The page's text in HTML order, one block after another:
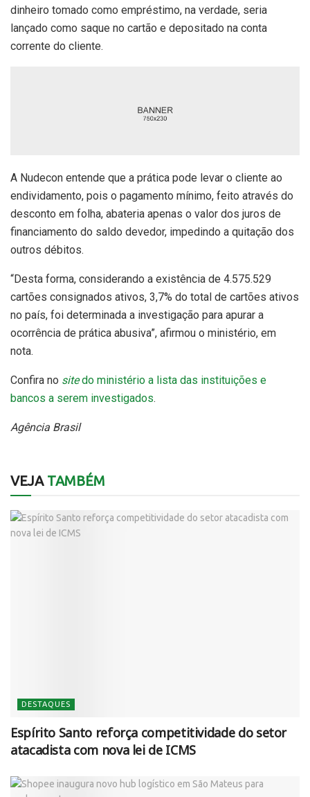
dinheiro tomado como empréstimo, na verdade, seria
lançado como saque no cartão e depositado na conta
corrente do cliente.
A Nudecon entende que a prática pode levar o cliente ao
endividamento, pois o pagamento mínimo, feito através do
desconto em folha, abateria apenas o valor dos juros de
financiamento do saldo devedor, impedindo a quitação dos
outros débitos.
“Desta forma, considerando a existência de 4.575.529
cartões consignados ativos, 3,7% do total de cartões ativos
no país, foi determinada a investigação para apurar a
ocorrência de prática abusiva”, afirmou o ministério, em
nota.
Confira no sitedo ministério a lista das instituições e
bancos a serem investigados.
Agência Brasil
VEJATAMBÉM
DESTAQUES
Espírito Santo reforça competitividade do setor
atacadista com nova lei de ICMS